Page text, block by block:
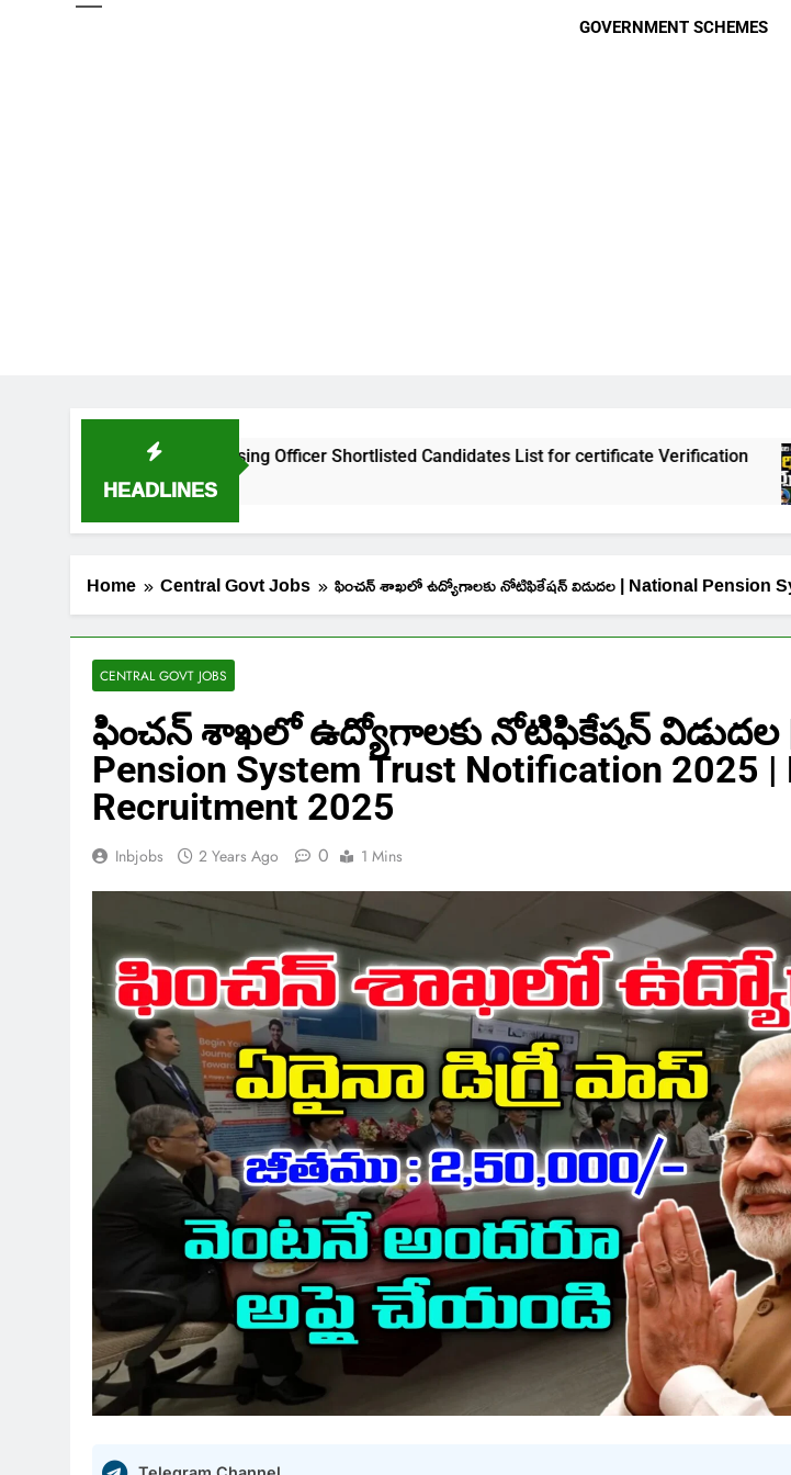
GOVERNMENT SCHEMES
HEADLINES
NIMS Nursing Officer Shortlisted Candidates List for certificate Verification
2 Weeks Ago 3
Home Central Govt Jobs ఫించన్ శాఖలో ఉద్యోగాలకు నోటిఫికేషన్ విడుదల | National Pension
CENTRAL GOVT JOBS
ఫించన్ శాఖలో ఉద్యోగాలకు నోటిఫికేషన్ విడుదల |
Pension System Trust Notification 2025 |
Recruitment 2025
Inbjobs 2 Years Ago 0 1 Mins